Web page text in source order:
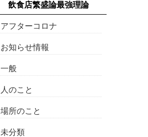
飲食店繁盛論最強理論
アフターコロナ
お知らせ情報
一般
人のこと
場所のこと
未分類